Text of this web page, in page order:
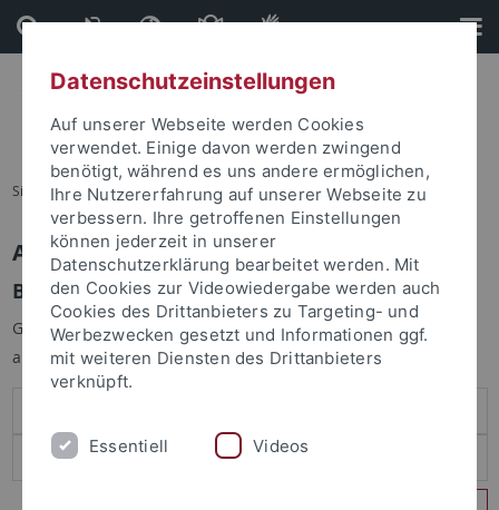
Direkt
zum
Inhalt
Direkt
zur
Fußleiste
Sie sind hier: Startseite
Anmelden
Benutzeranmeldung
Geben Sie Ihren Benutzernamen und Ihr Passwort an um sich
anzumelden:
Datenschutzeinstellungen
Auf unserer Webseite werden Cookies
verwendet. Einige davon werden zwingend
benötigt, während es uns andere ermöglichen,
Ihre Nutzererfahrung auf unserer Webseite zu
verbessern. Ihre getroffenen Einstellungen
können jederzeit in unserer
Datenschutzerklärung bearbeitet werden. Mit
den Cookies zur Videowiedergabe werden auch
Cookies des Drittanbieters zu Targeting- und
Werbezwecken gesetzt und Informationen ggf.
mit weiteren Diensten des Drittanbieters
verknüpft.
Essentiell Videos